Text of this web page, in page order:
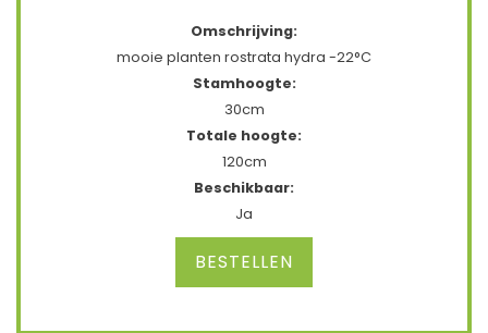
Omschrijving:
mooie planten rostrata hydra -22°C
Stamhoogte:
30cm
Totale hoogte:
120cm
Beschikbaar:
Ja
BESTELLEN